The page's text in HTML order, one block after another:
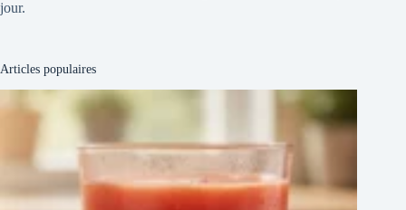
jour.
Articles populaires